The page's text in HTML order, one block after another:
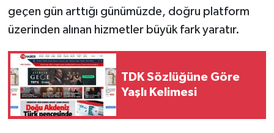
geçen gün arttığı günümüzde, doğru platform
üzerinden alınan hizmetler büyük fark yaratır.
TDK Sözlüğüne Göre
Yaşlı Kelimesi